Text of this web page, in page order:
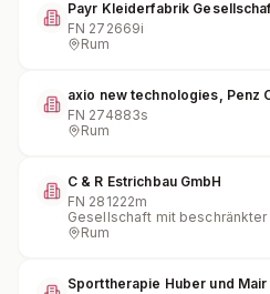
Payr Kleiderfabrik
FN 272669i
Rum
axio new technologies, Penz
FN 274883s
Rum
C & R Estrichbau GmbH
FN 281222m
Gesellschaft mit beschränkter
Rum
Sporttherapie Huber und Mair